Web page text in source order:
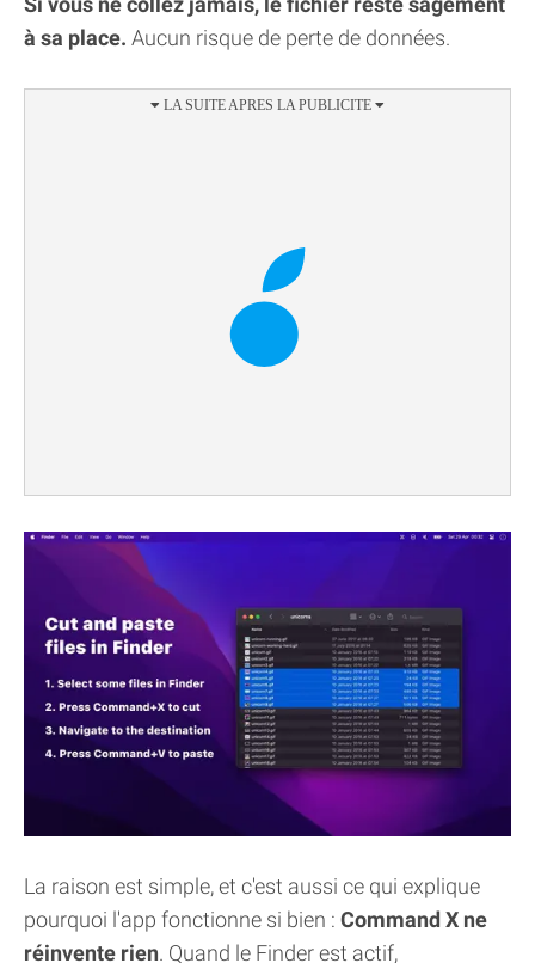
à sa place. Aucun risque de perte de données.
La raison est simple, et c'est aussi ce qui explique
pourquoi l'app fonctionne si bien : Command X ne
réinvente rien. Quand le Finder est actif,